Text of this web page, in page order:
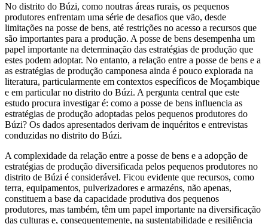
No distrito do Búzi, como noutras áreas rurais, os pequenos
produtores enfrentam uma série de desafios que vão, desde
limitações na posse de bens, até restrições no acesso a recursos que
são importantes para a produção. A posse de bens desempenha um
papel importante na determinação das estratégias de produção que
estes podem adoptar. No entanto, a relação entre a posse de bens e a
as estratégias de produção camponesa ainda é pouco explorada na
literatura, particularmente em contextos específicos de Moçambique
e em particular no distrito do Búzi. A pergunta central que este
estudo procura investigar é: como a posse de bens influencia as
estratégias de produção adoptadas pelos pequenos produtores do
Búzi? Os dados apresentados derivam de inquéritos e entrevistas
conduzidas no distrito do Búzi.
A complexidade da relação entre a posse de bens e a adopção de
estratégias de produção diversificada pelos pequenos produtores no
distrito de Búzi é considerável. Ficou evidente que recursos, como
terra, equipamentos, pulverizadores e armazéns, não apenas,
constituem a base da capacidade produtiva dos pequenos
produtores, mas também, têm um papel importante na diversificação
das culturas e, consequentemente, na sustentabilidade e resiliência